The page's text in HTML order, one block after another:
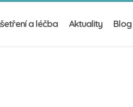
a léčba Aktuality Blog